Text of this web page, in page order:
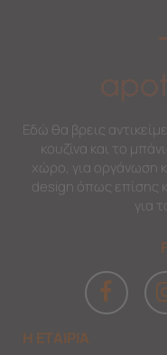
Εδώ θα βρεις
κουζίνα και το
χώρο, για οργάνωση
design όπως επίσης
για
Η ΕΤΑΙΡΙΑ